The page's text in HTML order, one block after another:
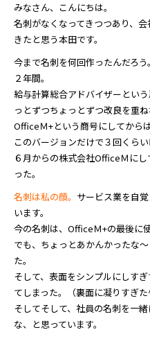
みなさん、こんにちは。
名刺がなくなってきつつあり、
きたと思う本田です。
今まで名刺を何回作ったんだろう。
２年間。
給与計算総合アドバイザーとい
っとずつちょっとずつ改良を重
OfficeＭ+という商号にしてから
このバージョンだけで３回くらい
６月からの株式会社OfficeＭに
った。
名刺は私の顔。 サービス業を自
います。
今の名刺は、OfficeＭ+の最後に
でも、ちょっとあかんかったな
た。
そして、表面をシンプルにしす
てしまった。（裏面に凝りすぎた
そしてそして、社員の名刺を一
な、と思っています。